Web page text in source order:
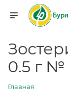
0.5 г
Главная